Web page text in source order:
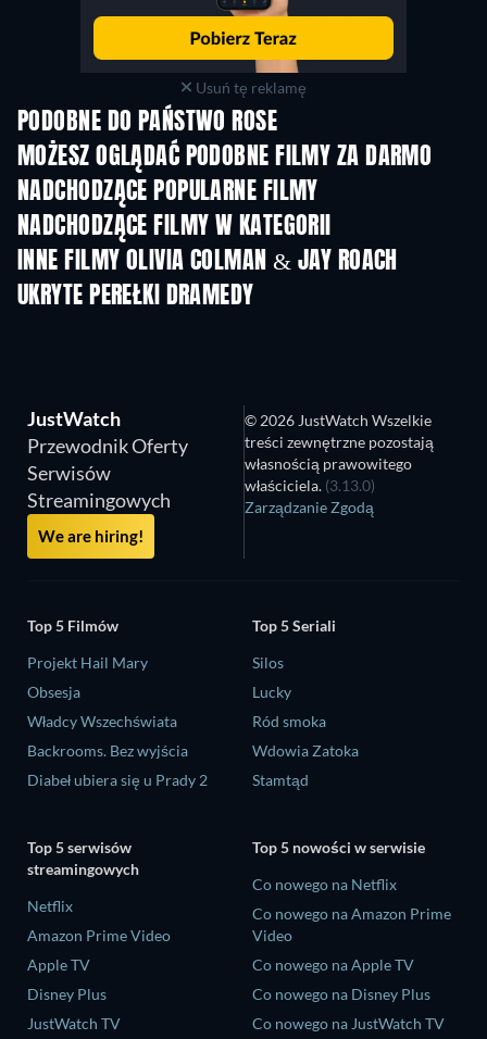
Usuń tę reklamę
PODOBNE DO PAŃSTWO ROSE
MOŻESZ OGLĄDAĆ PODOBNE FILMY ZA DARMO
NADCHODZĄCE POPULARNE FILMY
NADCHODZĄCE FILMY W KATEGORII
INNE FILMY OLIVIA COLMAN & JAY ROACH
UKRYTE PEREŁKI DRAMEDY
JustWatch
Przewodnik Oferty
Serwisów
Streamingowych
We are hiring!
© 2026 JustWatch Wszelkie
treści zewnętrzne pozostają
własnością prawowitego
właściciela. (3.13.0)
Zarządzanie Zgodą
Top 5 Filmów
Projekt Hail Mary
Obsesja
Władcy Wszechświata
Backrooms. Bez wyjścia
Diabeł ubiera się u Prady 2
Top 5 Seriali
Silos
Lucky
Ród smoka
Wdowia Zatoka
Stamtąd
Top 5 serwisów
streamingowych
Netflix
Amazon Prime Video
Apple TV
Disney Plus
JustWatch TV
Top 5 nowości w serwisie
Co nowego na Netflix
Co nowego na Amazon Prime
Video
Co nowego na Apple TV
Co nowego na Disney Plus
Co nowego na JustWatch TV